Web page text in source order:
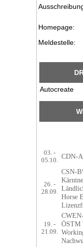
Homepage:
Meldestelle:
Autocreate
03. -
05.10. CDN-
26. -
28.09.
CSN-
Horse
19. -
21.09.
ÖSTM